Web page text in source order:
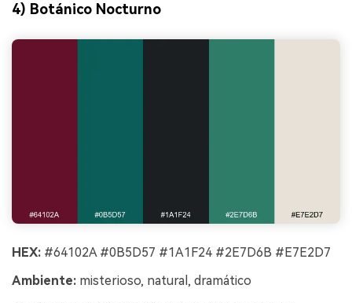
4) Botánico Nocturno
HEX: #64102A #0B5D57 #1A1F24 #2E7D6B #E7E2D7
Ambiente: misterioso, natural, dramático